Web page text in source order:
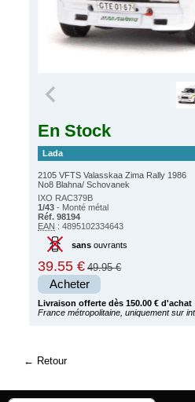
En Stock
Lada
2105 VFTS Valasskaa Zima Rally 1986
No8 Blahna/ Schovanek
IXO RAC379B
1/43 - Monté métal
Réf. 98194
EAN : 4895102334643
sansouvrants
39.55 € 49.95 €
Acheter
Livraison offerte dès 150.00 € d'achat
France métropolitaine, uniquement sur
Retour